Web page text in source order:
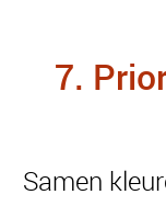
7.
Samen